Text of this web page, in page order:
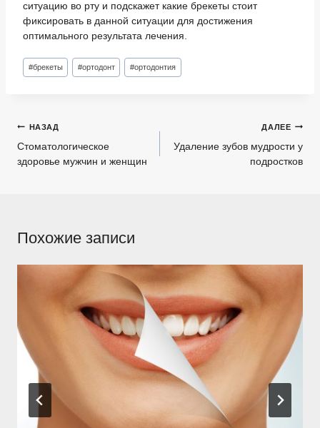
ситуацию во рту и подскажет какие брекеты стоит
фиксировать в данной ситуации для достижения
оптимального результата лечения.
Метки
записи:
#брекеты #ортодонт #ортодонтия
Навигация
по
записям
НАЗАД
Стоматологическое
здоровье мужчин и женщин
ДАЛЕЕ
Удаление зубов мудрости у
подростков
Похожие записи